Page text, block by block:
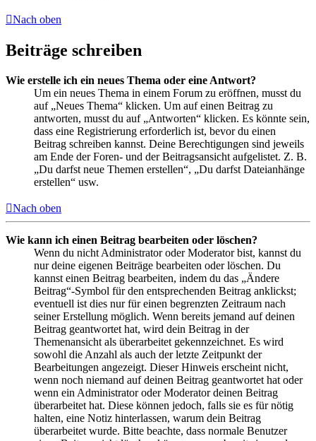
Nach oben
Beiträge schreiben
Wie erstelle ich ein neues Thema oder eine Antwort?
Um ein neues Thema in einem Forum zu eröffnen, musst du
auf „Neues Thema“ klicken. Um auf einen Beitrag zu
antworten, musst du auf „Antworten“ klicken. Es könnte sein,
dass eine Registrierung erforderlich ist, bevor du einen
Beitrag schreiben kannst. Deine Berechtigungen sind jeweils
am Ende der Foren- und der Beitragsansicht aufgelistet. Z. B.
„Du darfst neue Themen erstellen“, „Du darfst Dateianhänge
erstellen“ usw.
Nach oben
Wie kann ich einen Beitrag bearbeiten oder löschen?
Wenn du nicht Administrator oder Moderator bist, kannst du
nur deine eigenen Beiträge bearbeiten oder löschen. Du
kannst einen Beitrag bearbeiten, indem du das „Ändere
Beitrag“-Symbol für den entsprechenden Beitrag anklickst;
eventuell ist dies nur für einen begrenzten Zeitraum nach
seiner Erstellung möglich. Wenn bereits jemand auf deinen
Beitrag geantwortet hat, wird dein Beitrag in der
Themenansicht als überarbeitet gekennzeichnet. Es wird
sowohl die Anzahl als auch der letzte Zeitpunkt der
Bearbeitungen angezeigt. Dieser Hinweis erscheint nicht,
wenn noch niemand auf deinen Beitrag geantwortet hat oder
wenn ein Administrator oder Moderator deinen Beitrag
überarbeitet hat. Diese können jedoch, falls sie es für nötig
halten, eine Notiz hinterlassen, warum dein Beitrag
überarbeitet wurde. Bitte beachte, dass normale Benutzer